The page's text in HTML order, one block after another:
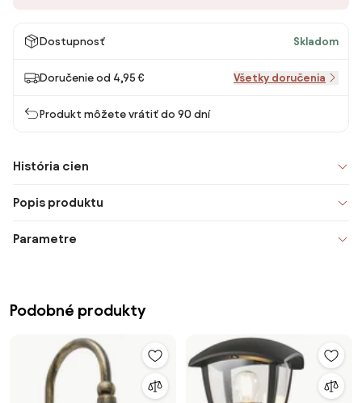
Dostupnosť Skladom
Doručenie od 4,95 € Všetky doručenia
Produkt môžete vrátiť do 90 dní
História cien
Popis produktu
Parametre
Podobné produkty